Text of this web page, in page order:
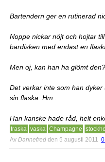
Bartendern ger en rutinerad
Noppe nickar nöjt och hojtar
bardisken med endast en
Men oj, kan han ha glömt den?
Det verkar inte som han
sin flaska. Hm..
Han kanske hade råd, helt
traska vaska Champagne
Av Dannefred den 5 augusti 2011